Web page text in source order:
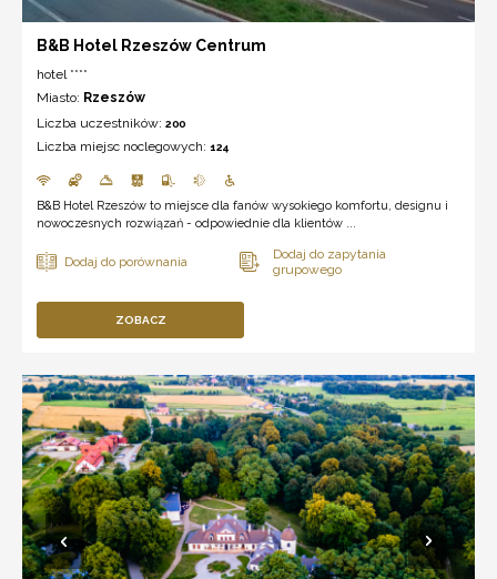
B&B Hotel Rzeszów Centrum
hotel ****
Miasto: Rzeszów
Liczba uczestników: 200
Liczba miejsc noclegowych: 124
B&B Hotel Rzeszów to miejsce dla fanów wysokiego komfortu, designu i
nowoczesnych rozwiązań - odpowiednie dla klientów ...
ZOBACZ